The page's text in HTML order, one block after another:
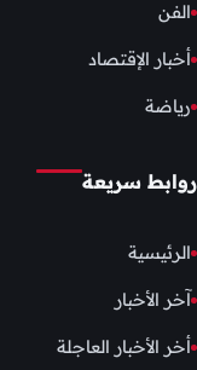
الفن
أخبار الإقتصاد
رياضة
روابط سريعة
الرئيسية
آخر الأخبار
أخر الأخبار العاجلة